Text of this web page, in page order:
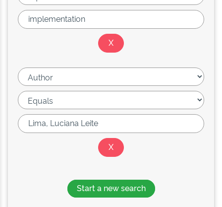
Start a new search